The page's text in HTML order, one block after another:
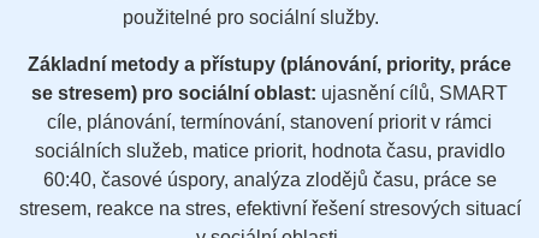
použitelné pro sociální služby.
Základní metody a přístupy (plánování, priority, práce
se stresem) pro sociální oblast: ujasnění cílů, SMART
cíle, plánování, termínování, stanovení priorit v rámci
sociálních služeb, matice priorit, hodnota času, pravidlo
60:40, časové úspory, analýza zlodějů času, práce se
stresem, reakce na stres, efektivní řešení stresových situací